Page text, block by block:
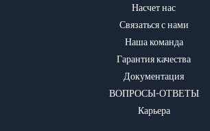
Насчет нас
Связаться с нами
Наша команда
Гарантия качества
Документация
ВОПРОСЫ-ОТВЕТЫ
Карьера